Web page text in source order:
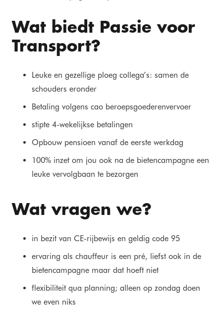
Wat biedt Passie voor
Transport?
Leuke en gezellige ploeg collega’s: samen de
schouders eronder
Betaling volgens cao beroepsgoederenvervoer
stipte 4-wekelijkse betalingen
Opbouw pensioen vanaf de eerste werkdag
100% inzet om jou ook na de bietencampagne een
leuke vervolgbaan te bezorgen
Wat vragen we?
in bezit van CE-rijbewijs en geldig code 95
ervaring als chauffeur is een pré, liefst ook in de
bietencampagne maar dat hoeft niet
flexibiliteit qua planning; alleen op zondag doen
we even niks